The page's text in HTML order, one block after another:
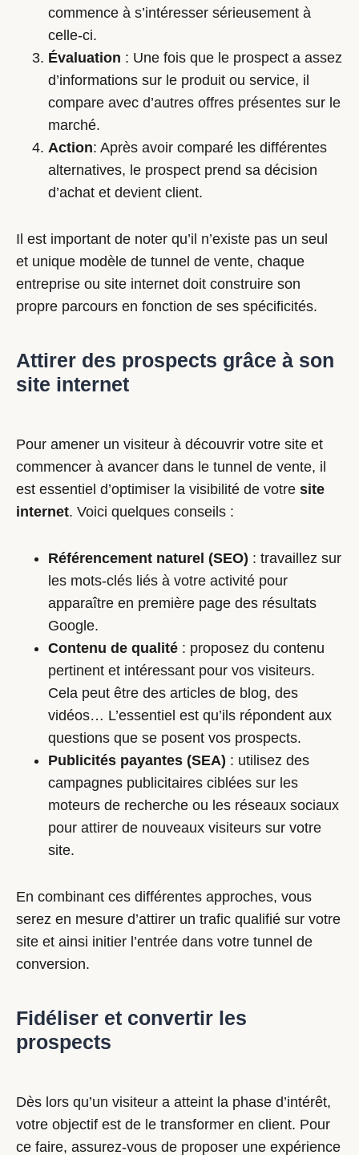
commence à s’intéresser sérieusement à
celle-ci.
Évaluation : Une fois que le prospect a assez
d’informations sur le produit ou service, il
compare avec d’autres offres présentes sur le
marché.
Action: Après avoir comparé les différentes
alternatives, le prospect prend sa décision
d’achat et devient client.
Il est important de noter qu’il n’existe pas un seul
et unique modèle de tunnel de vente, chaque
entreprise ou site internet doit construire son
propre parcours en fonction de ses spécificités.
Attirer des prospects grâce à son
site internet
Pour amener un visiteur à découvrir votre site et
commencer à avancer dans le tunnel de vente, il
est essentiel d’optimiser la visibilité de votre site
internet. Voici quelques conseils :
Référencement naturel (SEO) : travaillez sur
les mots-clés liés à votre activité pour
apparaître en première page des résultats
Google.
Contenu de qualité : proposez du contenu
pertinent et intéressant pour vos visiteurs.
Cela peut être des articles de blog, des
vidéos… L’essentiel est qu’ils répondent aux
questions que se posent vos prospects.
Publicités payantes (SEA) : utilisez des
campagnes publicitaires ciblées sur les
moteurs de recherche ou les réseaux sociaux
pour attirer de nouveaux visiteurs sur votre
site.
En combinant ces différentes approches, vous
serez en mesure d’attirer un trafic qualifié sur votre
site et ainsi initier l’entrée dans votre tunnel de
conversion.
Fidéliser et convertir les
prospects
Dès lors qu’un visiteur a atteint la phase d’intérêt,
votre objectif est de le transformer en client. Pour
ce faire, assurez-vous de proposer une expérience